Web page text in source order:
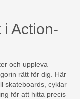
Action-
och uppleva
rätt för dig. Här
skateboards, cyklar
för att hitta precis